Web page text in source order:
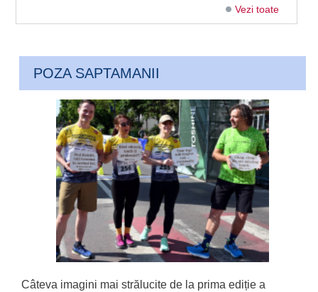
Vezi toate
POZA SAPTAMANII
Câteva imagini mai strălucite de la prima ediție a